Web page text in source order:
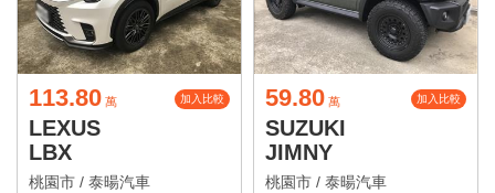
113.80 萬 加入比較
LEXUS
LBX
桃園市 / 泰暘汽車
59.80 萬 加入比較
SUZUKI
JIMNY
桃園市 / 泰暘汽車